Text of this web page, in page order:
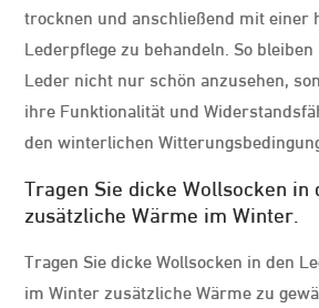
trocknen und anschließend mit einer
Lederpflege zu behandeln. So
Leder nicht nur schön anzusehen,
ihre Funktionalität und
den winterlichen
Tragen Sie dicke Wollsocken
zusätzliche Wärme im Winter.
Tragen Sie dicke Wollsocken in den
im Winter zusätzliche Wärme zu